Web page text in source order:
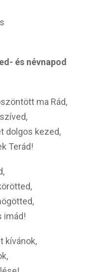
és névnapod
ma Rád,
dolgos kezed,
Terád!
imád!
kívánok,